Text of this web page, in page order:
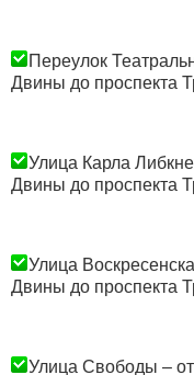
Переулок
Двины до проспекта
Улица Карла
Двины до проспекта
Улица
Двины до проспекта
Улица Свободы –